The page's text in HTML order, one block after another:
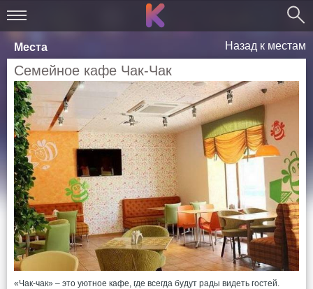
Места Назад к местам
Семейное кафе Чак-Чак
«Чак-чак» – это уютное кафе, где всегда будут рады видеть гостей.